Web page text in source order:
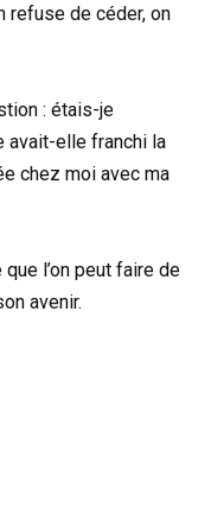
refuse de céder, on
: étais-je
avait-elle franchi la
chez moi avec ma
l’on peut faire de
avenir.